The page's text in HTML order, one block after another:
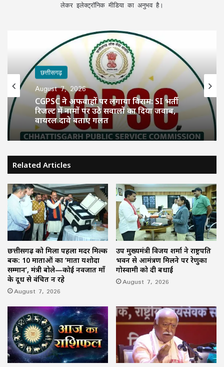
लेकर इलेक्ट्रॉनिक मीडिया का अनुभव है।
छत्तीसगढ़
August 7, 2026
CGPSC ने अफवाहों पर लगाया विराम: SI भर्ती
रिजल्ट में नामों पर उठे सवालों का दिया जवाब,
वायरल दावे बताए गलत
Related Articles
छत्तीसगढ़ को मिला पहला मदर मिल्क
बैंक: 10 माताओं का ‘माता यशोदा
सम्मान’, मंत्री बोले—कोई नवजात माँ
के दूध से वंचित न रहे
August 7, 2026
उप मुख्यमंत्री विजय शर्मा ने राष्ट्रपति
भवन से आमंत्रण मिलने पर रेणुका
गोस्वामी को दी बधाई
August 7, 2026